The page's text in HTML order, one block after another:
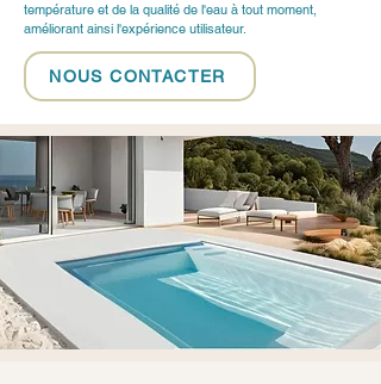
température et de la qualité de l'eau à tout moment,
améliorant ainsi l'expérience utilisateur.
NOUS CONTACTER